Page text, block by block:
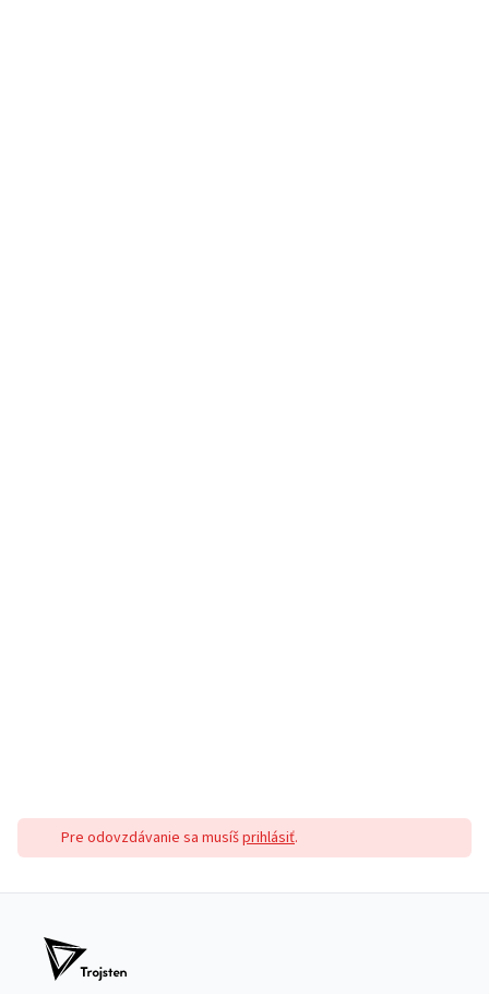
Pre odovzdávanie sa musíšprihlásiť.